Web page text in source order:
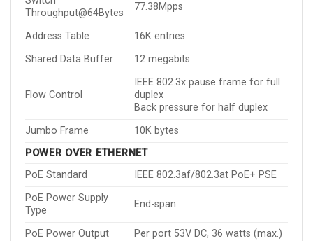
Throughput@64Bytes
77.38Mpps
Address Table
16K entries
Shared Data Buffer
12 megabits
Flow Control
IEEE 802.3x pause frame for full
duplex
Back pressure for half duplex
Jumbo Frame
10K bytes
POWER OVER ETHERNET
PoE Standard
IEEE 802.3af/802.3at PoE+ PSE
PoE Power Supply
Type
End-span
PoE Power Output
Per port 53V DC, 36 watts (max.)